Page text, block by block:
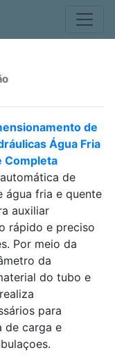
de
Água Fria
Completa
de
água fria e quente
auxiliar
rápido e preciso
Por meio da
da
do tubo e
para
de carga e